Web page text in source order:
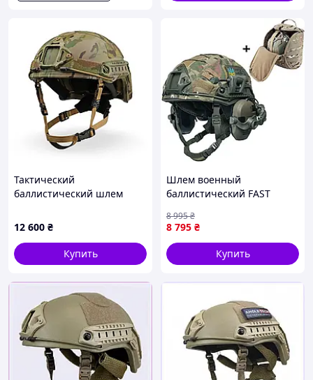
Тактический
баллистический шлем
(NIJ IIIA, ДСТУ 1) —
Мультикам
12 600 ₴
Купить
Шлем военный
баллистический FAST
каска + тактические
наушники Walkers +
фонарь олива
8 795 ₴
8 995₴
Купить